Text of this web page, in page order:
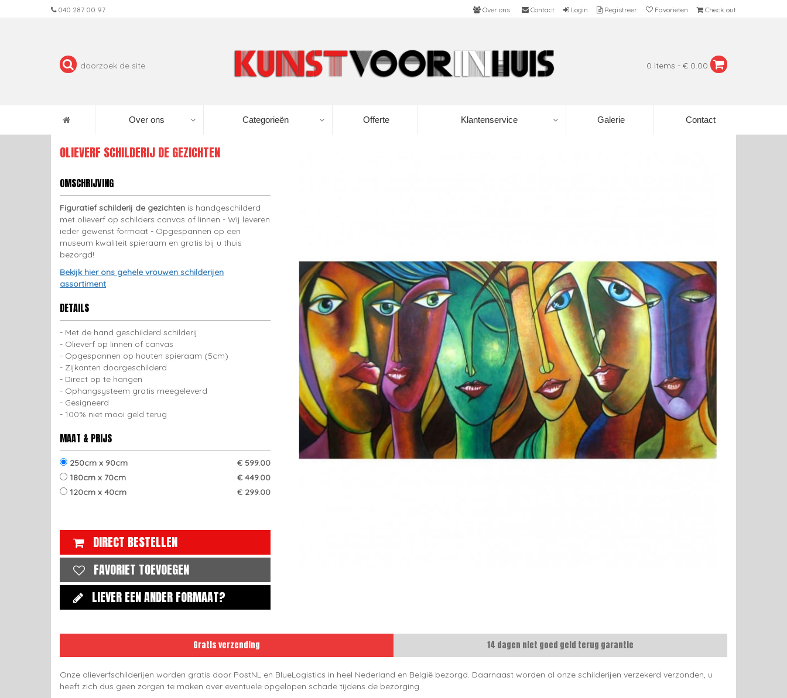
040 287 00 97 Over ons Contact Login Registreer Favorieten Check out
0 items - € 0.00
Over ons Categorieën Offerte Klantenservice Galerie Contact
OLIEVERF SCHILDERIJ DE GEZICHTEN
OMSCHRIJVING
Figuratief schilderij de gezichten is handgeschilderd
met olieverf op schilders canvas of linnen - Wij leveren
ieder gewenst formaat - Opgespannen op een
museum kwaliteit spieraam en gratis bij u thuis
bezorgd!
Bekijk hier ons gehele vrouwen schilderijen
assortiment
DETAILS
Met de hand geschilderd schilderij
Olieverf op linnen of canvas
Opgespannen op houten spieraam (5cm)
Zijkanten doorgeschilderd
Direct op te hangen
Ophangsysteem gratis meegeleverd
Gesigneerd
100% niet mooi geld terug
MAAT & PRIJS
250cm x 90cm
€ 599.00
180cm x 70cm
€ 449.00
120cm x 40cm
€ 299.00
DIRECT BESTELLEN
FAVORIET TOEVOEGEN
LIEVER EEN ANDER FORMAAT?
Gratis verzending 14 dagen niet goed geld terug garantie
Onze olieverfschilderijen worden gratis door PostNL en BlueLogistics in heel Nederland en België bezorgd. Daarnaast worden al onze schilderijen verzekerd verzonden, u
heeft zich dus geen zorgen te maken over eventuele opgelopen schade tijdens de bezorging.